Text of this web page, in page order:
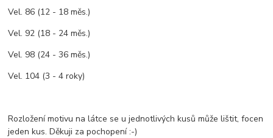
Vel. 86 (12 - 18 měs.)
Vel. 92 (18 - 24 měs.)
Vel. 98 (24 - 36 měs.)
Vel. 104 (3 - 4 roky)
Rozložení motivu na látce se u jednotlivých kusů může lištit, focen
jeden kus. Děkuji za pochopení :-)